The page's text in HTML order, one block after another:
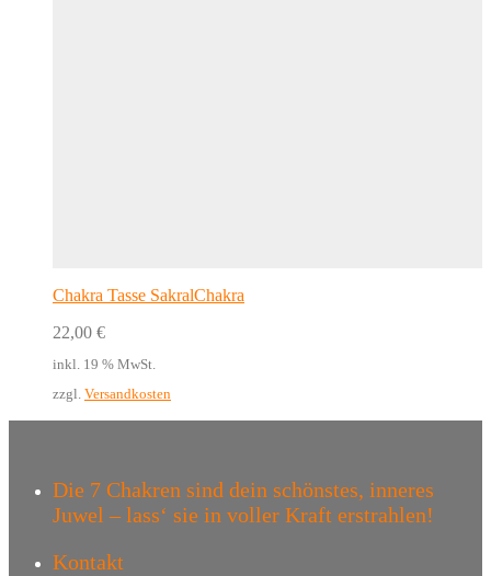
Chakra Tasse SakralChakra
22,00 €
inkl. 19 % MwSt.
zzgl. Versandkosten
Die 7 Chakren sind dein schönstes, inneres
Juwel – lass‘ sie in voller Kraft erstrahlen!
Kontakt